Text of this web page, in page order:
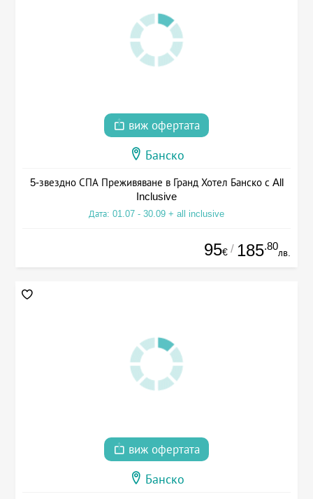
виж офертата
Банско
5-звездно СПА Преживяване в Гранд Хотел Банско с All
Inclusive
Дата: 01.07 - 30.09 + all inclusive
95€ / 185.80
лв.
виж офертата
Банско